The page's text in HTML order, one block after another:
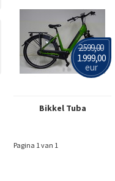
2.599,00
1.999,00
eur
Bikkel Tuba
Pagina 1 van 1